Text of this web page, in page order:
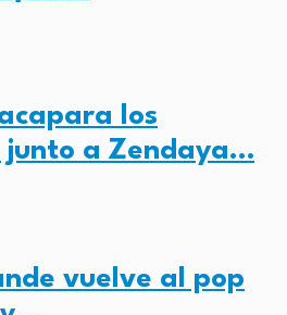
los
junto a Zendaya…
vuelve al pop